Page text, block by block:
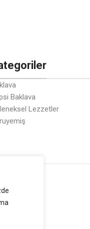
Baklava
Lezzetler